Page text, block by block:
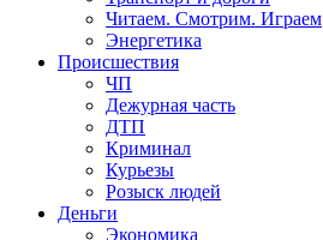
Читаем. Смотрим. Играем
Энергетика
Происшествия
ЧП
Дежурная часть
ДТП
Криминал
Курьезы
Розыск людей
Деньги
Экономика